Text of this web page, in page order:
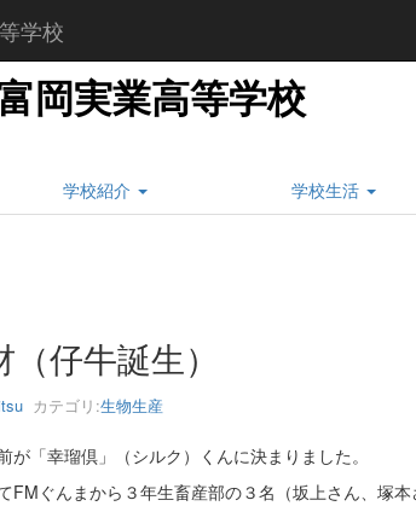
学校
岡実業高等学校
学校紹介 学校生活
仔牛誕生）
カテゴリ:生物生産
「幸瑠倶」（シルク）くんに決まりました。
FMぐんまから３年生畜産部の３名（坂上さん、塚本